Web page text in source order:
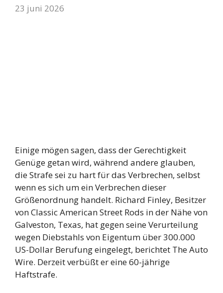
23 juni 2026
Einige mögen sagen, dass der Gerechtigkeit
Genüge getan wird, während andere glauben,
die Strafe sei zu hart für das Verbrechen, selbst
wenn es sich um ein Verbrechen dieser
Größenordnung handelt. Richard Finley, Besitzer
von Classic American Street Rods in der Nähe von
Galveston, Texas, hat gegen seine Verurteilung
wegen Diebstahls von Eigentum über 300.000
US-Dollar Berufung eingelegt, berichtet The Auto
Wire. Derzeit verbüßt ​​er eine 60-jährige
Haftstrafe.